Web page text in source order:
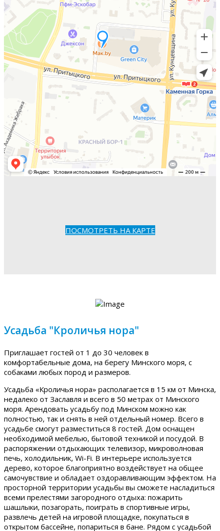
ПОСМОТРЕТЬ НА КАРТЕ
Усадьба "Кроличья нора"
Приглашает гостей от 1 до 30 человек в
комфортабельные дома, на берегу Минского моря, с
собаками любых пород и размеров.
Усадьба «Кроличья нора» располагается в 15 км от Минска,
недалеко от Заславля и всего в 50 метрах от Минского
моря. Арендовать усадьбу под Минском можно как
полностью, так и снять в ней отдельный номер. Всего в
усадьбе смогут разместиться 8 гостей. Дом оснащен
необходимой мебелью, бытовой техникой и посудой. В
распоряжении отдыхающих телевизор, микроволновая
печь, холодильник, Wi-Fi. В интерьере используется
дерево, которое благоприятно воздействует на общее
самочувствие и обладает оздоравливающим эффектом. На
просторной территории усадьбы вы сможете насладиться
всеми прелестями загородного отдыха: пожарить
шашлыки, позагорать, поиграть в спортивные игры,
развлечь детей на игровой площадке, покупаться в
открытом бассейне, попариться в бане. Рядом с усадьбой